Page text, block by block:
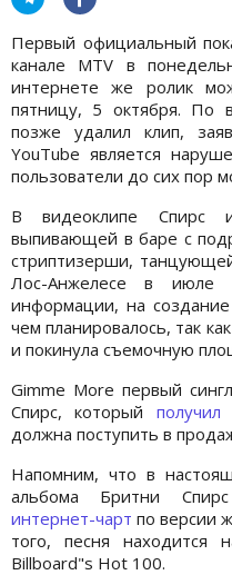
Первый официальный
канале MTV в
интернете же ролик
пятницу, 5 октября. По
позже удалил клип,
YouTube является
пользователи до сих пор
В видеоклипе Спирс
выпивающей в баре с
стриптизерши,
Лос-Анжелесе в
информации, на
чем планировалось, так
и покинула съемочную
Gimme More первый
Спирс, который получил
должна поступить в
Напомним, что в
альбома Бритни
интернет-чартпо версии
того, песня находится
Billboard"s Hot 100.